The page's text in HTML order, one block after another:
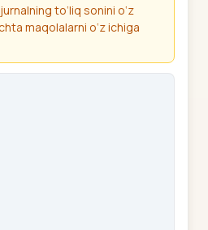
to‘liq sonini o‘z
maqolalarni o‘z ichiga